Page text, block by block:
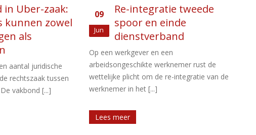
tweede
rust de
integratie van de
05
okt
Voorstel Wet werken
waar je wilt verworpen
De Eerste Kamer heeft het
wetsvoorstel Wet werken waar je wilt
verworpen. Dat voorstel gaf werknemers het
recht om [...]